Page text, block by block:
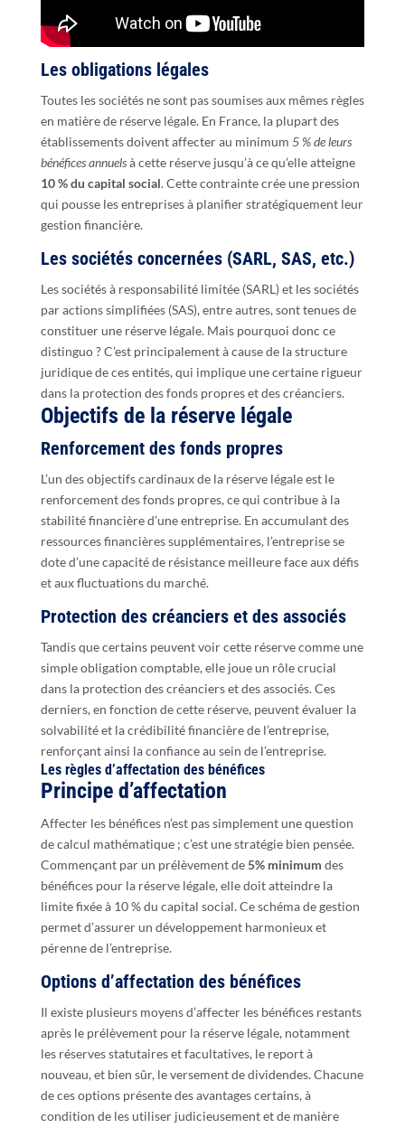
Les obligations légales
Toutes les sociétés ne sont pas soumises aux mêmes règles
en matière de réserve légale. En France, la plupart des
établissements doivent affecter au minimum 5 % de leurs
bénéfices annuelsà cette réserve jusqu’à ce qu’elle atteigne
10 % du capital social. Cette contrainte crée une pression
qui pousse les entreprises à planifier stratégiquement leur
gestion financière.
Les sociétés concernées (SARL, SAS, etc.)
Les sociétés à responsabilité limitée (SARL) et les sociétés
par actions simplifiées (SAS), entre autres, sont tenues de
constituer une réserve légale. Mais pourquoi donc ce
distinguo ? C’est principalement à cause de la structure
juridique de ces entités, qui implique une certaine rigueur
dans la protection des fonds propres et des créanciers.
Objectifs de la réserve légale
Renforcement des fonds propres
L’un des objectifs cardinaux de la réserve légale est le
renforcement des fonds propres, ce qui contribue à la
stabilité financière d’une entreprise. En accumulant des
ressources financières supplémentaires, l’entreprise se
dote d’une capacité de résistance meilleure face aux défis
et aux fluctuations du marché.
Protection des créanciers et des associés
Tandis que certains peuvent voir cette réserve comme une
simple obligation comptable, elle joue un rôle crucial
dans la protection des créanciers et des associés. Ces
derniers, en fonction de cette réserve, peuvent évaluer la
solvabilité et la crédibilité financière de l’entreprise,
renforçant ainsi la confiance au sein de l’entreprise.
Les règles d’affectation des bénéfices
Principe d’affectation
Affecter les bénéfices n’est pas simplement une question
de calcul mathématique ; c’est une stratégie bien pensée.
Commençant par un prélèvement de5% minimum des
bénéfices pour la réserve légale, elle doit atteindre la
limite fixée à 10 % du capital social. Ce schéma de gestion
permet d’assurer un développement harmonieux et
pérenne de l’entreprise.
Options d’affectation des bénéfices
Il existe plusieurs moyens d’affecter les bénéfices restants
après le prélèvement pour la réserve légale, notamment
les réserves statutaires et facultatives, le report à
nouveau, et bien sûr, le versement de dividendes. Chacune
de ces options présente des avantages certains, à
condition de les utiliser judicieusement et de manière